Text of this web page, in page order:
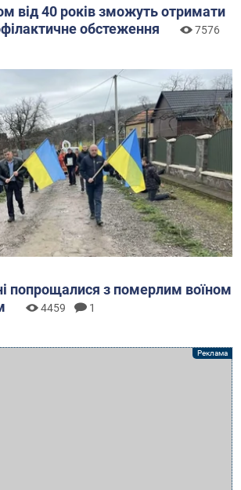
від 40 років зможуть отримати
обстеження
7576
попрощалися з померлим воїном
4459 1